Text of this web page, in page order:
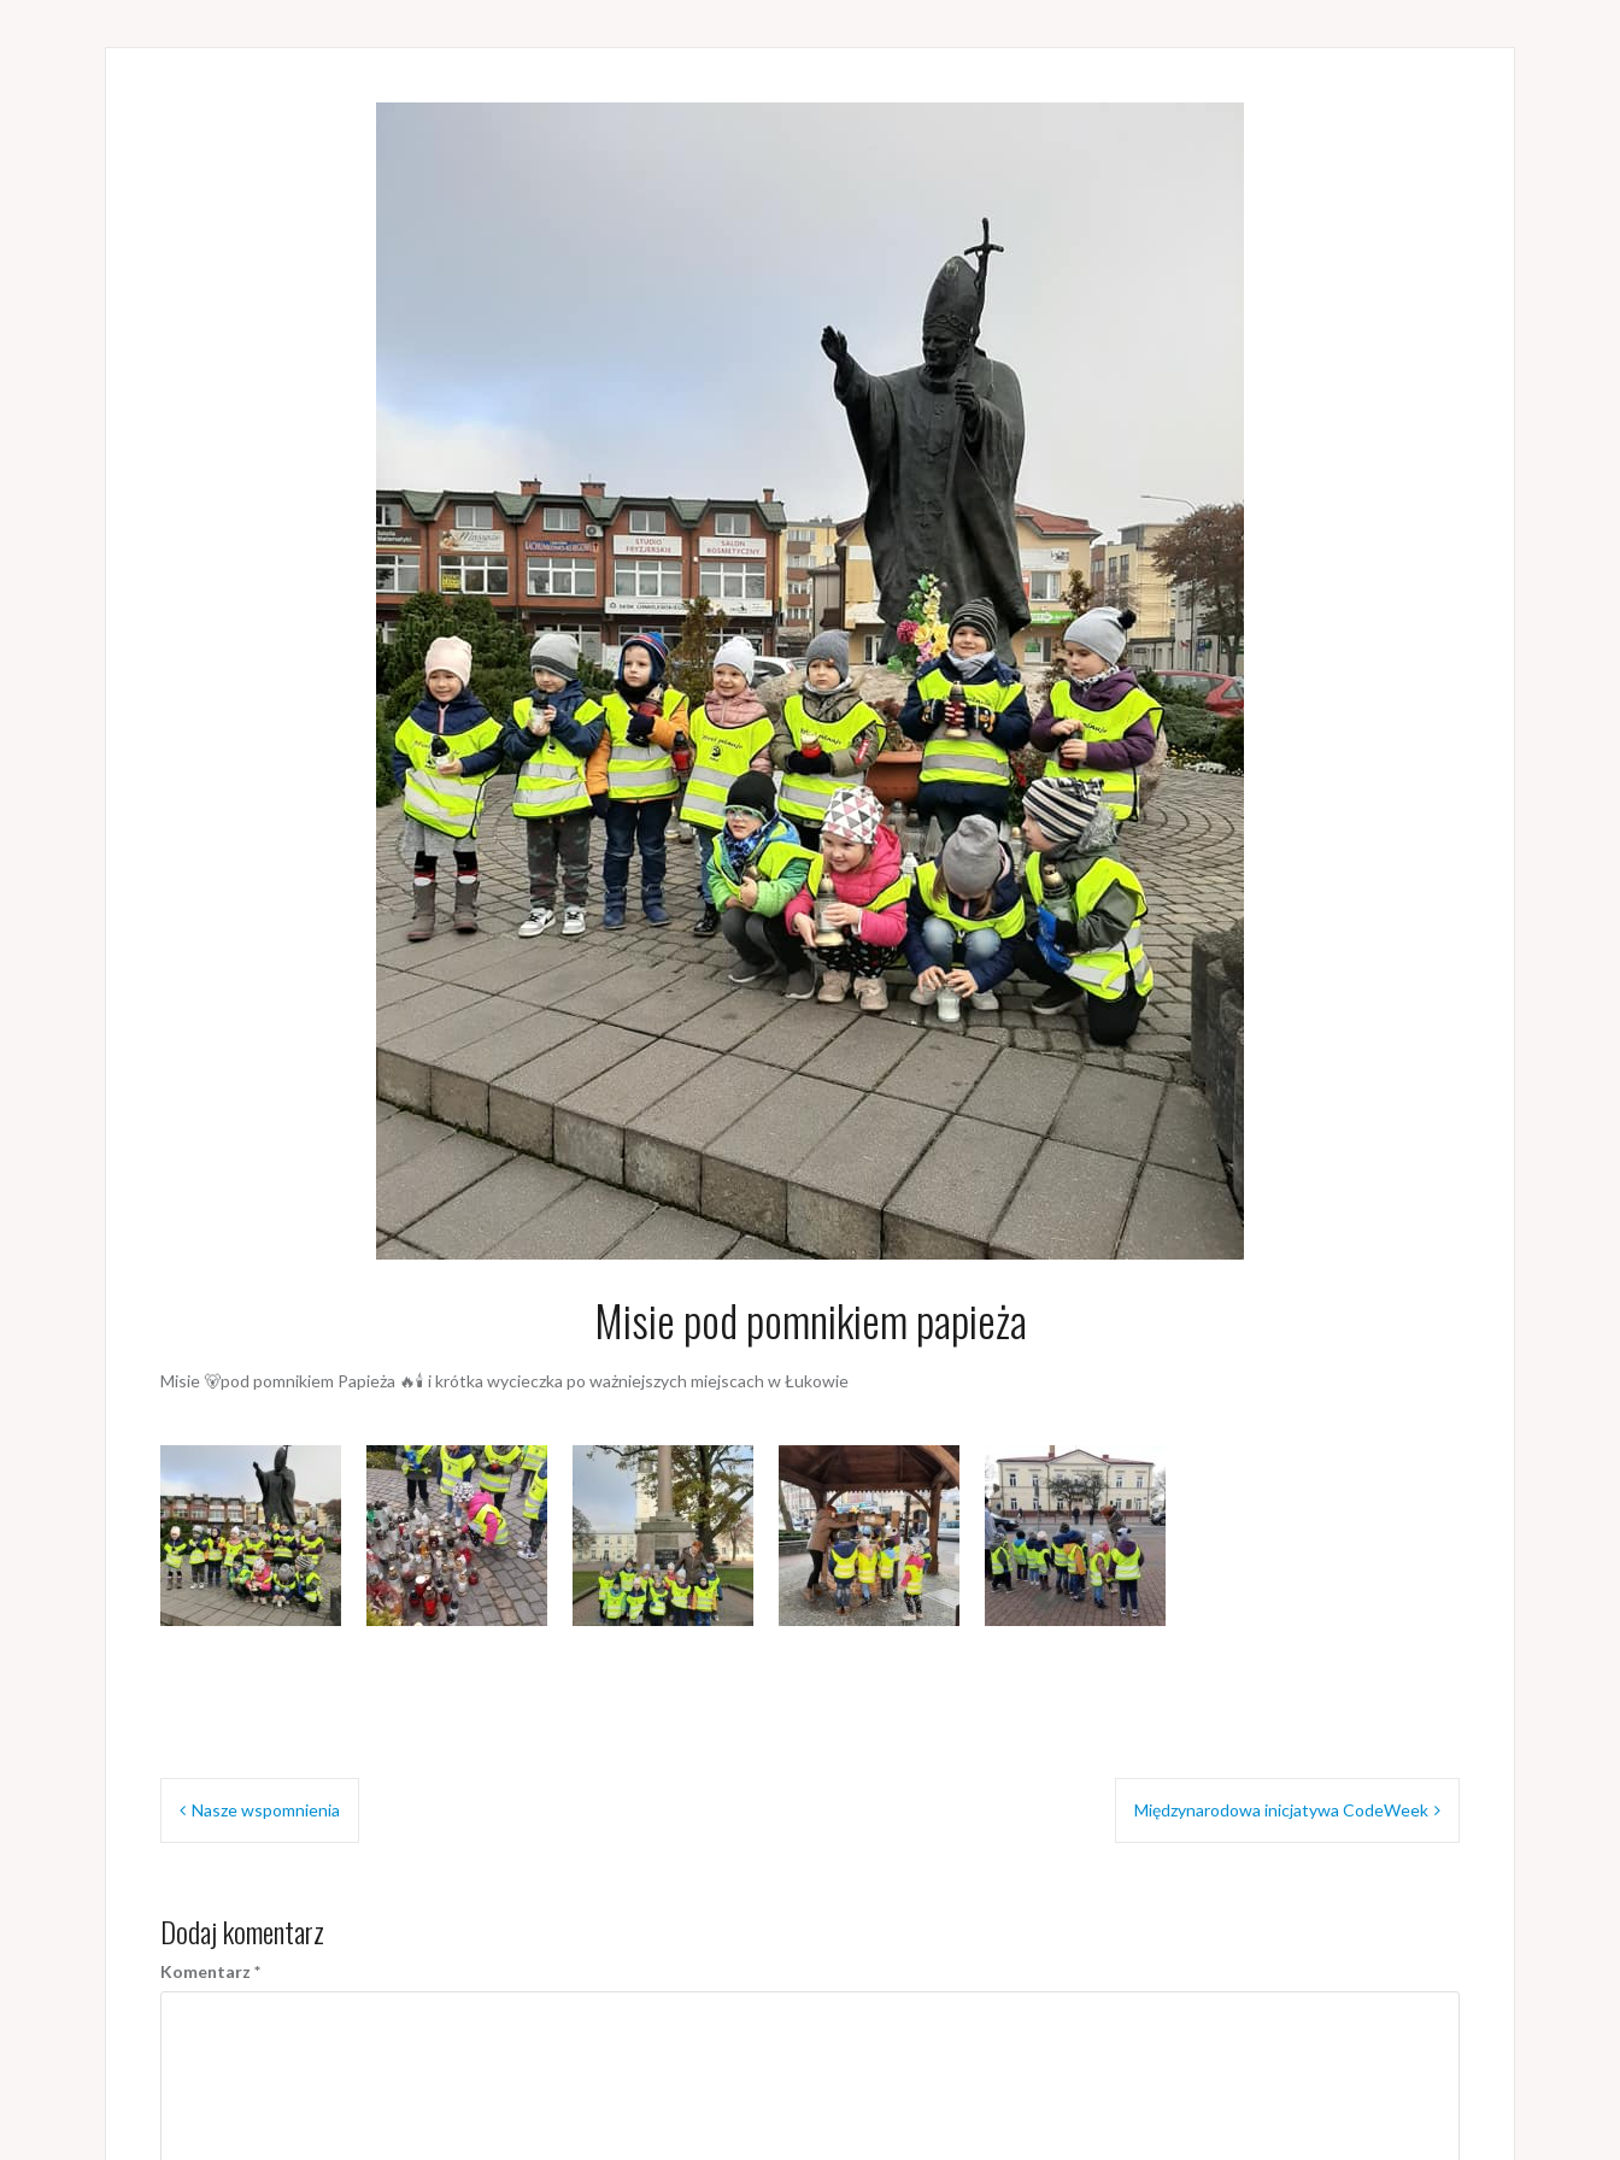
Misie pod pomnikiem papieża
Misie 🐻pod pomnikiem Papieża 🔥🕯 i krótka wycieczka po ważniejszych miejscach w Łukowie
Nawigacja
Nasze wspomnienia Międzynarodowa inicjatywa CodeWeek
Dodaj komentarz
Komentarz *